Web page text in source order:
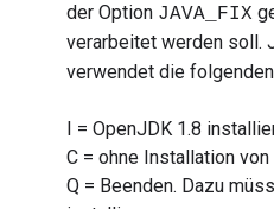
der Option JAVA_FIX
verarbeitet werden soll.
verwendet die
I = OpenJDK 1.8
C = ohne Installation
Q = Beenden. Dazu